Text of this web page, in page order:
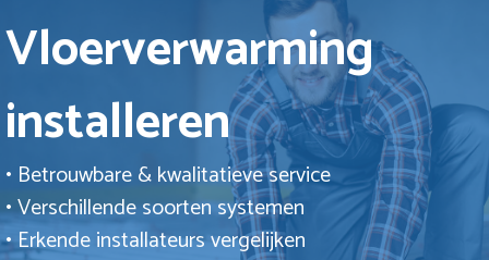
Vloerverwarming
installeren
• Betrouwbare & kwalitatieve service
• Verschillende soorten systemen
• Erkende installateurs vergelijken